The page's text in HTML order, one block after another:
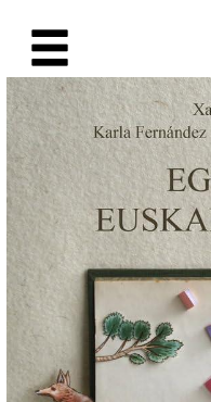
Eskuratu